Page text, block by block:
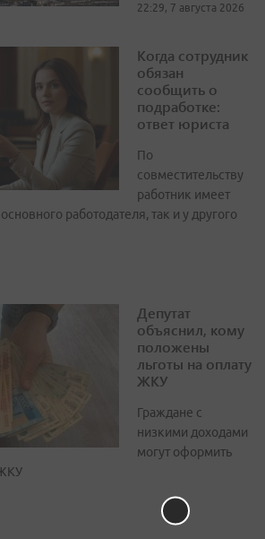
22:29, 7 августа 2026
Когда сотрудник
обязан
сообщить о
подработке:
ответ юриста
По
совместительству
работник имеет
работодателя, так и у другого
Депутат
объяснил, кому
положены
льготы на оплату
ЖКУ
Граждане с
низкими доходами
могут оформить